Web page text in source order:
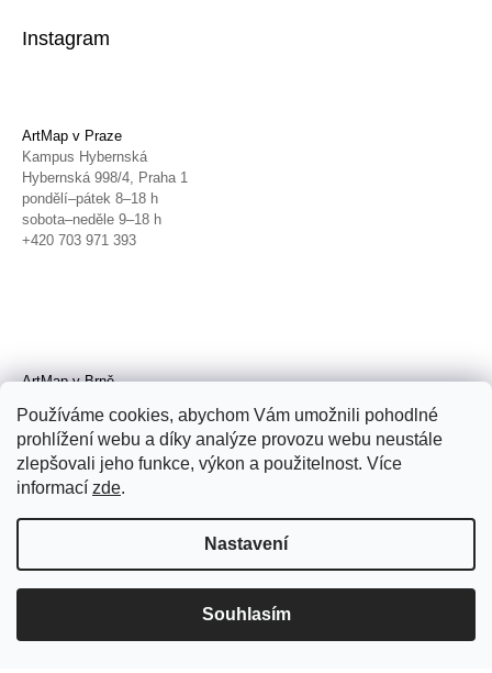
Používáme cookies, abychom Vám umožnili pohodlné
prohlížení webu a díky analýze provozu webu neustále
zlepšovali jeho funkce, výkon a použitelnost. Více
informací zde.
Nastavení
Souhlasím
Instagram
ArtMap v Praze
Kampus Hybernská
Hybernská 998/4, Praha 1
pondělí–pátek 8–18 h
sobota–neděle 9–18 h
+420 703 971 393
ArtMap v Brně
Radnická 4, Brno
úterý–pátek 11–19 h
sobota 14–19 h
+420 702 152 298